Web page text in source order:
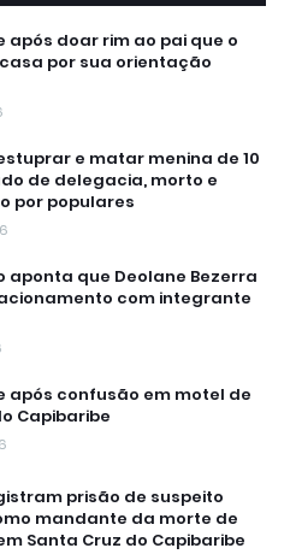
após doar rim ao pai que o
por sua orientação
e matar menina de 10
de delegacia, morto e
por populares
aponta que Deolane Bezerra
com integrante
após confusão em motel de
Capibaribe
prisão de suspeito
mandante da morte de
Santa Cruz do Capibaribe